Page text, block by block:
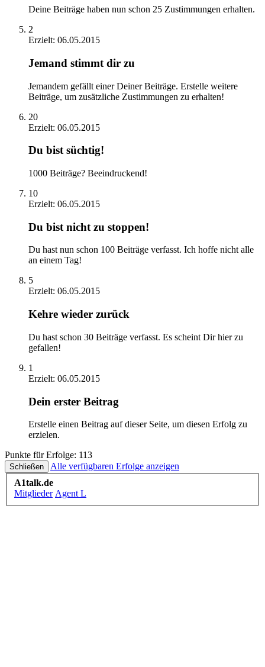
Deine Beiträge haben nun schon 25 Zustimmungen erhalten.
2
Erzielt: 06.05.2015
Jemand stimmt dir zu
Jemandem gefällt einer Deiner Beiträge. Erstelle weitere
Beiträge, um zusätzliche Zustimmungen zu erhalten!
20
Erzielt: 06.05.2015
Du bist süchtig!
1000 Beiträge? Beeindruckend!
10
Erzielt: 06.05.2015
Du bist nicht zu stoppen!
Du hast nun schon 100 Beiträge verfasst. Ich hoffe nicht alle
an einem Tag!
5
Erzielt: 06.05.2015
Kehre wieder zurück
Du hast schon 30 Beiträge verfasst. Es scheint Dir hier zu
gefallen!
1
Erzielt: 06.05.2015
Dein erster Beitrag
Erstelle einen Beitrag auf dieser Seite, um diesen Erfolg zu
erzielen.
Punkte für Erfolge: 113
Alle verfügbaren Erfolge anzeigen
A1talk.de
Mitglieder Agent L